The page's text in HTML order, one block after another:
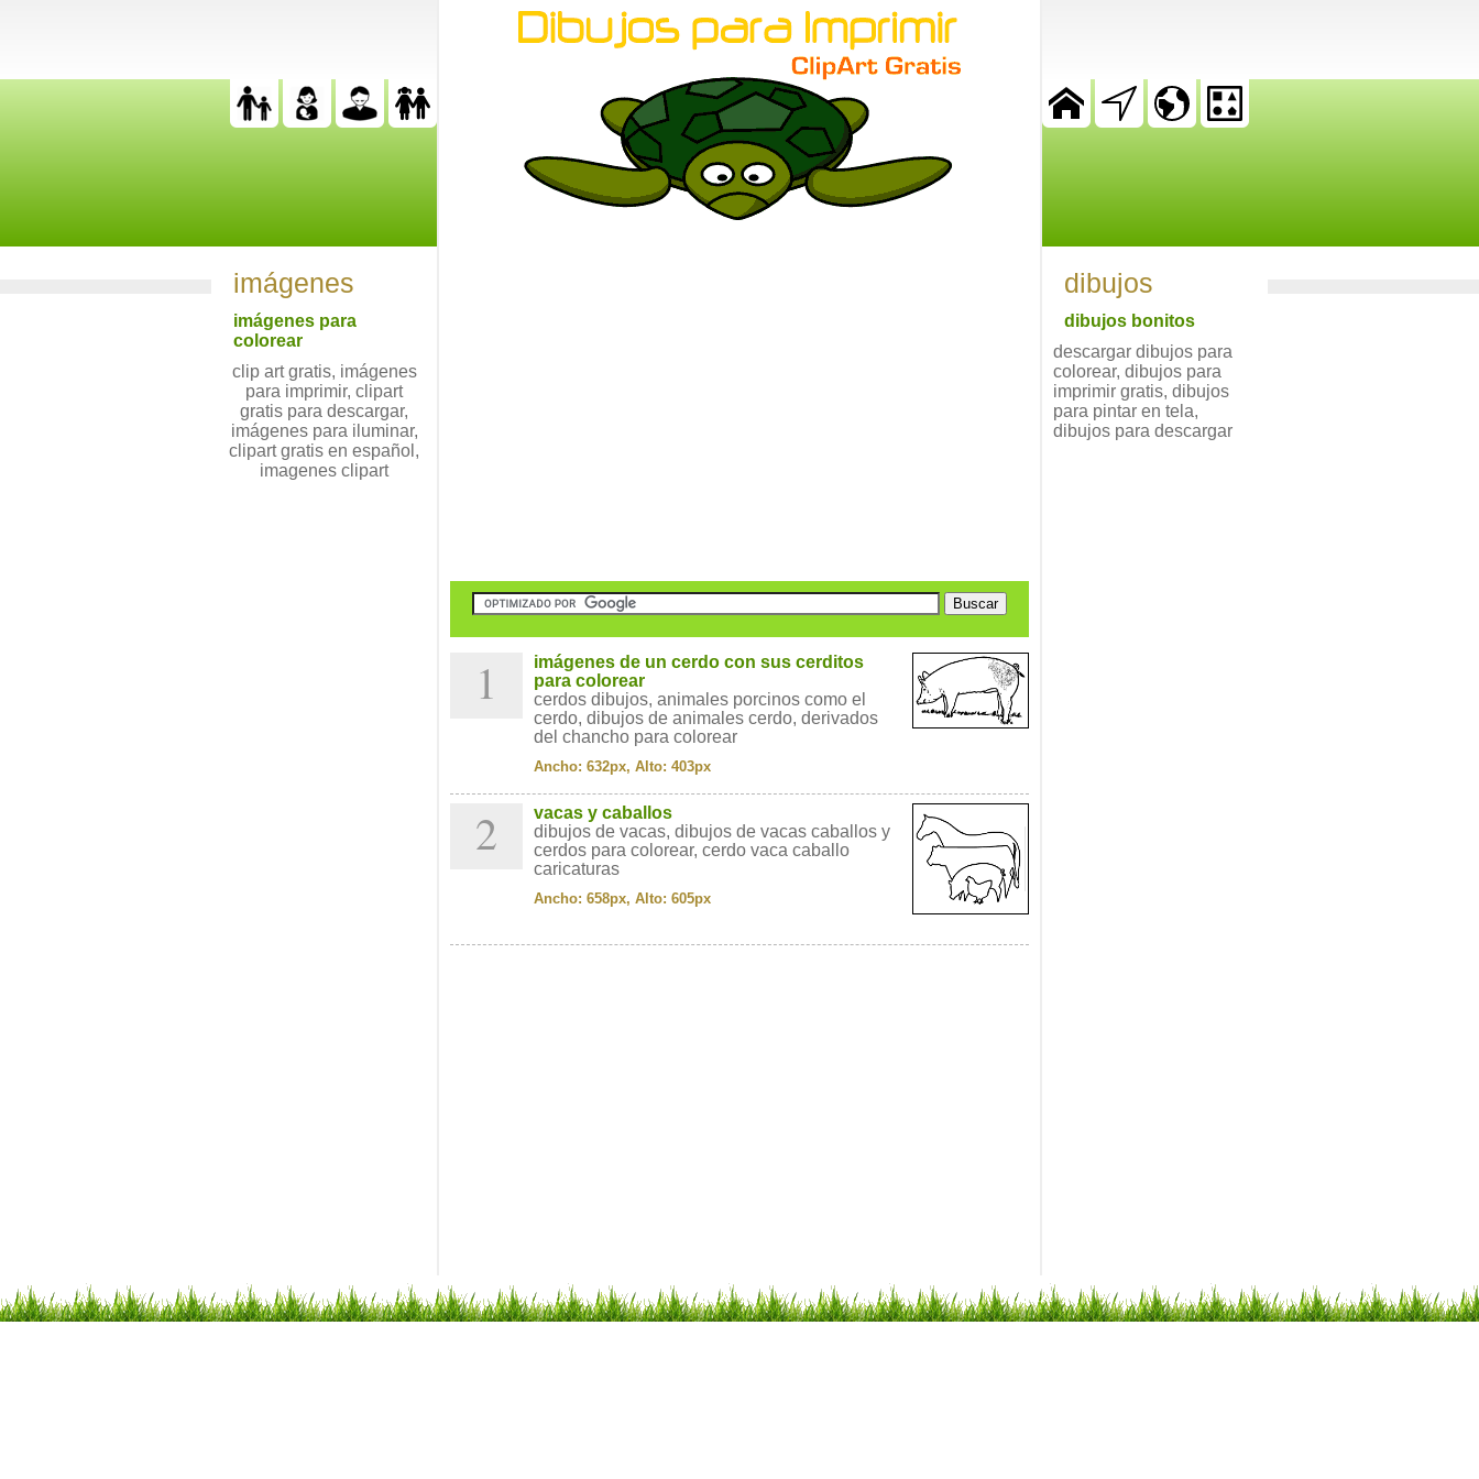
1
imágenes de un cerdo con sus cerditos
para colorear
cerdos dibujos, animales porcinos como el
cerdo, dibujos de animales cerdo, derivados
del chancho para colorear
Ancho: 632px, Alto: 403px
2
vacas y caballos
dibujos de vacas, dibujos de vacas caballos y
cerdos para colorear, cerdo vaca caballo
caricaturas
Ancho: 658px, Alto: 605px
imágenes
imágenes para
colorear
clip art gratis, imágenes
para imprimir, clipart
gratis para descargar,
imágenes para iluminar,
clipart gratis en español,
imagenes clipart
dibujos
dibujos bonitos
descargar dibujos para
colorear, dibujos para
imprimir gratis, dibujos
para pintar en tela,
dibujos para descargar